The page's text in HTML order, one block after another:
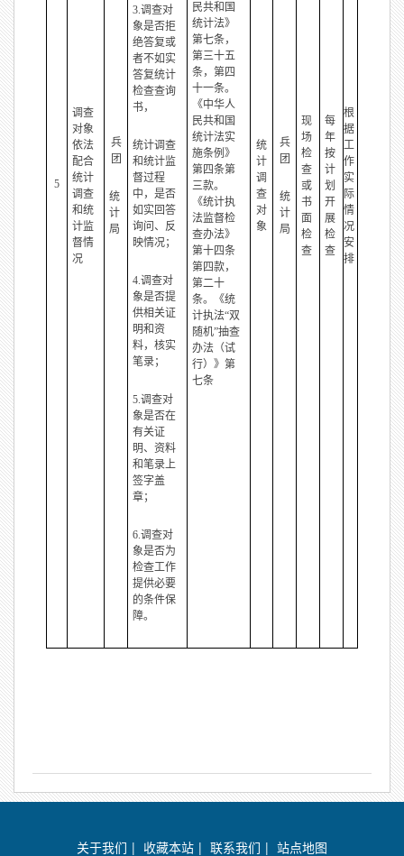
5
调查
对象
依法
配合
统计
调查
和统
计监
督情
况
兵
团
统
计
局
3.调查对
象是否拒
绝答复或
者不如实
答复统计
检查查询
书，
统计调查
和统计监
督过程
中，是否
如实回答
询问、反
映情况；
4.调查对
象是否提
供相关证
明和资
料，核实
笔录；
5.调查对
象是否在
有关证
明、资料
和笔录上
签字盖
章；
6.调查对
象是否为
检查工作
提供必要
的条件保
障。
民共和国
统计法》
第七条，
第三十五
条，第四
十一条。
《中华人
民共和国
统计法实
施条例》
第四条第
三款。
《统计执
法监督检
查办法》
第十四条
第四款，
第二十
条。《统
计执法“双
随机”抽查
办法（试
行）》第
七条
统
计
调
查
对
象
兵
团
统
计
局
现
场
检
查
或
书
面
检
查
每
年
按
计
划
开
展
检
查
根
据
工
作
实
际
情
况
安
排
关于我们 | 收藏本站 | 联系我们 | 站点地图